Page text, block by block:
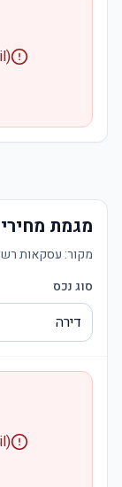
מגמת
מקור: עסקאות
סוג נכס